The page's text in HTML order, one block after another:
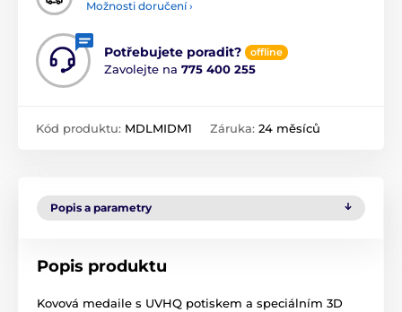
Možnosti doručení ›
Potřebujete poradit? offline
Zavolejte na 775 400 255
Kód produktu: MDLMIDM1 Záruka: 24 měsíců
Popis a parametry
Popis produktu
Kovová medaile s UVHQ potiskem a speciálním 3D